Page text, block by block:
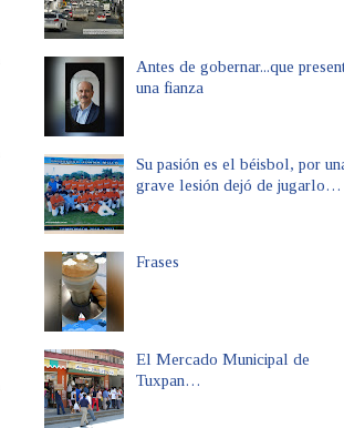
Antes de gobernar...que
una fianza
Su pasión es el béisbol, por
grave lesión dejó de jugarlo…
Frases
El Mercado Municipal de
Tuxpan…